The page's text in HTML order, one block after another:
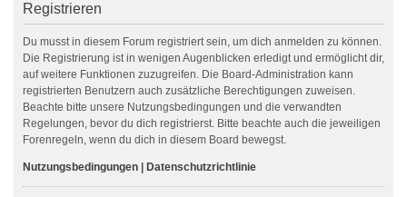
Registrieren
Du musst in diesem Forum registriert sein, um dich anmelden zu können.
Die Registrierung ist in wenigen Augenblicken erledigt und ermöglicht dir,
auf weitere Funktionen zuzugreifen. Die Board-Administration kann
registrierten Benutzern auch zusätzliche Berechtigungen zuweisen.
Beachte bitte unsere Nutzungsbedingungen und die verwandten
Regelungen, bevor du dich registrierst. Bitte beachte auch die jeweiligen
Forenregeln, wenn du dich in diesem Board bewegst.
Nutzungsbedingungen Datenschutzrichtlinie